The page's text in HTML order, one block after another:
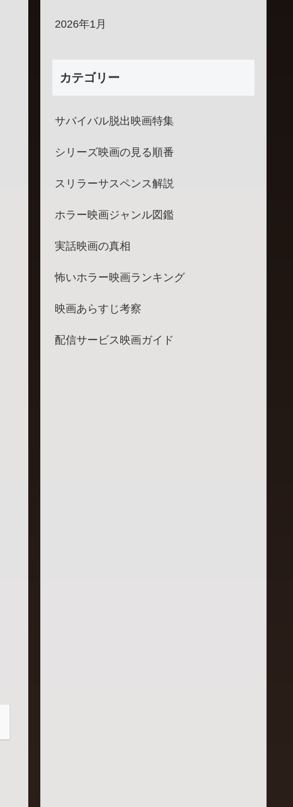
2026年1月
カテゴリー
サバイバル脱出映画特集
シリーズ映画の見る順番
スリラーサスペンス解説
ホラー映画ジャンル図鑑
実話映画の真相
怖いホラー映画ランキング
映画あらすじ考察
配信サービス映画ガイド